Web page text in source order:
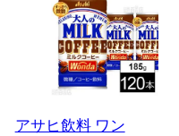
アサヒ飲料 ワン